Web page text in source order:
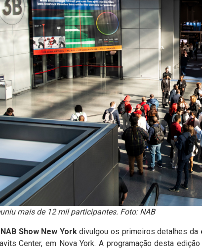
mais de 12 mil participantes. Foto: NAB
NAB Show New Yorkdivulgou os primeiros detalhes da
Center, em Nova York. A programação desta